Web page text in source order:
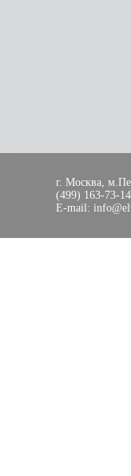
г. Москва,
(499) 163-73-
E-mail: